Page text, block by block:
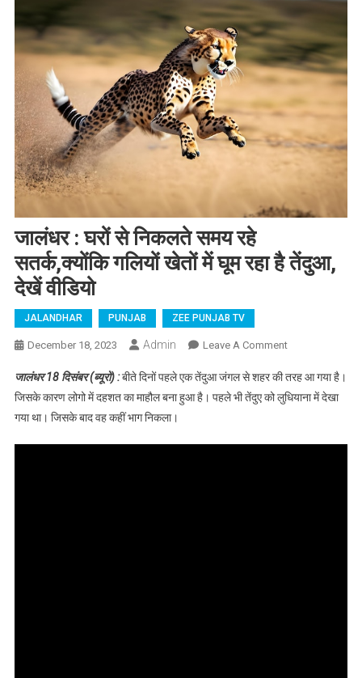
जालंधर : घरों से निकलते समय रहे
सतर्क,क्योंकि गलियों खेतों में घूम रहा है तेंदुआ,
देखें वीडियो
JALANDHAR PUNJAB ZEE PUNJAB TV
December 18, 2023 Admin Leave A CommentOn जालंधर : घरों से
सतर्क,क्योंकि गलियों
खेतों में घूम रहा है
जालंधर 18 दिसंबर (ब्यूरो) :बीते दिनों पहले एक तेंदुआ जंगल से शहर की तरह आ गया है।
जिसके कारण लोगो में दहशत का माहौल बना हुआ है। पहले भी तेंदुए को लुधियाना में देखा
गया था। जिसके बाद वह कहीं भाग निकला।